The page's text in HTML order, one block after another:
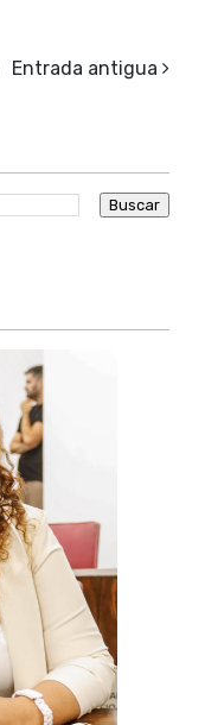
Entrada antigua